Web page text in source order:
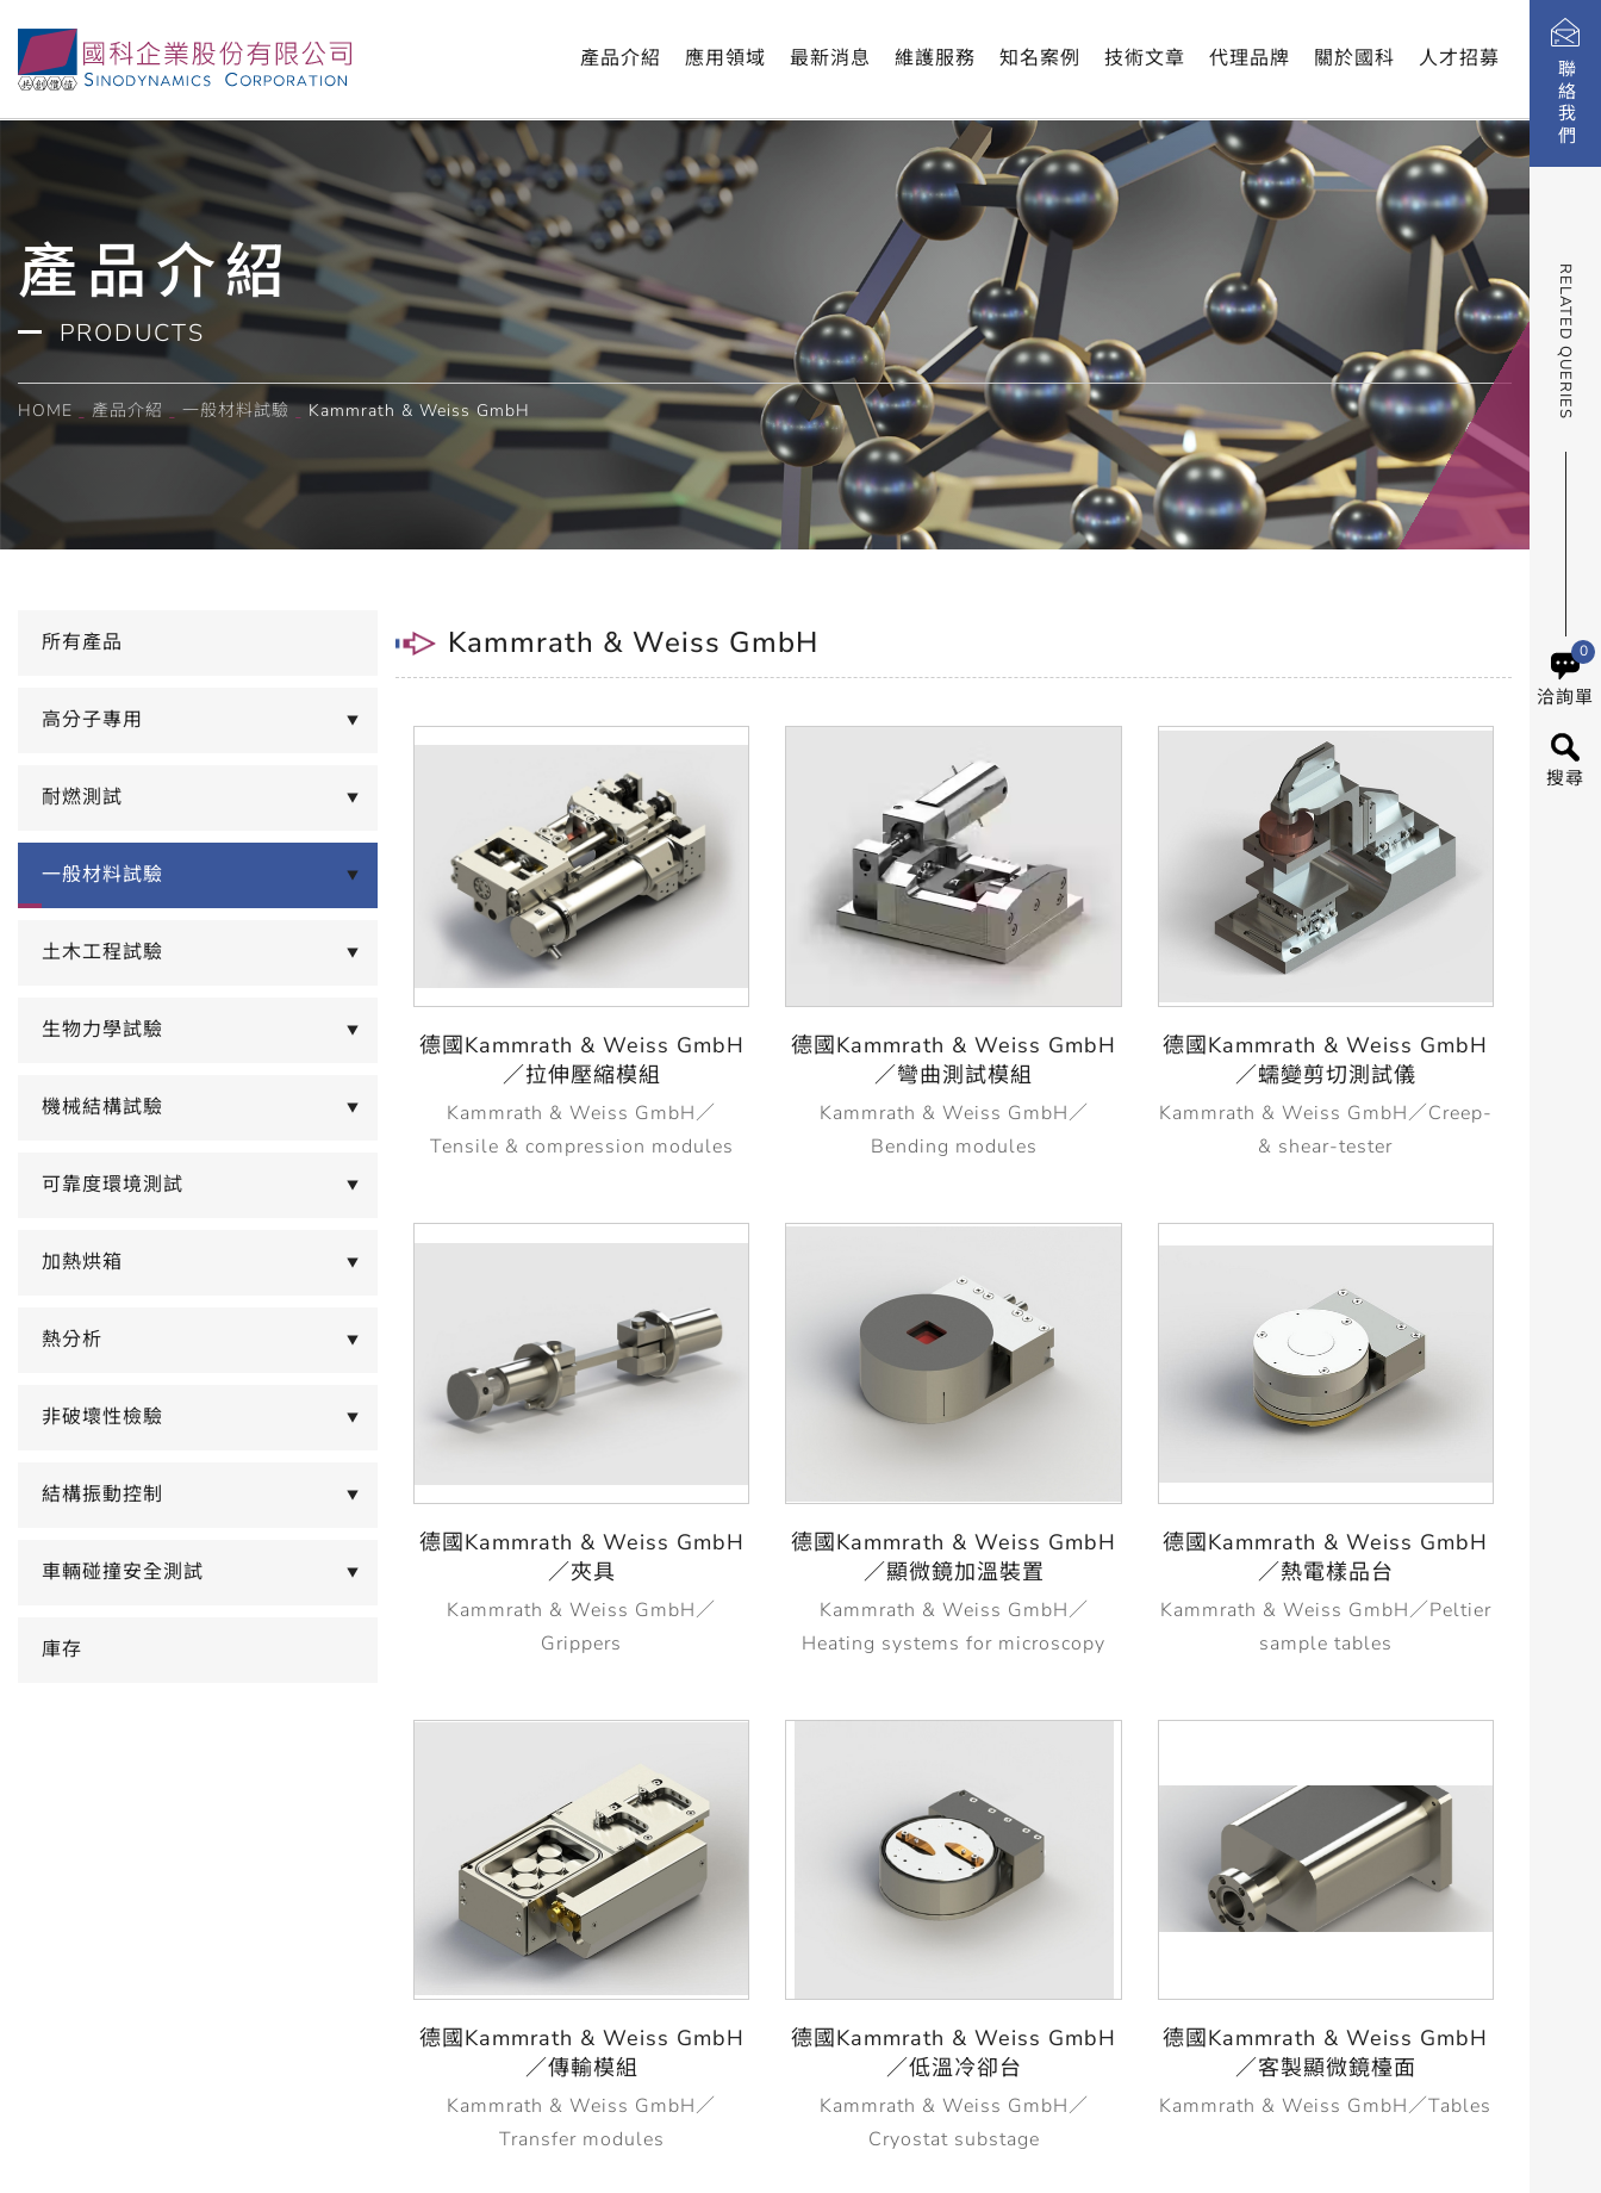
聯絡我們
RELATED QUERIES
0
洽詢單
搜尋
產品介紹 應用領域 最新消息 維護服務 知名案例 技術文章 代理品牌 關於國科 人才招募
產品介紹
PRODUCTS
HOME 產品介紹 一般材料試驗 Kammrath & Weiss GmbH
所有產品
高分子專用 ▼
耐燃測試 ▼
一般材料試驗 ▼
土木工程試驗 ▼
生物力學試驗 ▼
機械結構試驗 ▼
可靠度環境測試 ▼
加熱烘箱 ▼
熱分析 ▼
非破壞性檢驗 ▼
結構振動控制 ▼
車輛碰撞安全測試 ▼
庫存
Kammrath & Weiss GmbH
德國Kammrath & Weiss GmbH
／拉伸壓縮模組
Kammrath & Weiss GmbH／
Tensile & compression modules
德國Kammrath & Weiss GmbH
／彎曲測試模組
Kammrath & Weiss GmbH／
Bending modules
德國Kammrath & Weiss GmbH
／蠕變剪切測試儀
Kammrath & Weiss GmbH／Creep-
& shear-tester
德國Kammrath & Weiss GmbH
／夾具
Kammrath & Weiss GmbH／
Grippers
德國Kammrath & Weiss GmbH
／顯微鏡加溫裝置
Kammrath & Weiss GmbH／
Heating systems for microscopy
德國Kammrath & Weiss GmbH
／熱電樣品台
Kammrath & Weiss GmbH／Peltier
sample tables
德國Kammrath & Weiss GmbH
／傳輸模組
Kammrath & Weiss GmbH／
Transfer modules
德國Kammrath & Weiss GmbH
／低溫冷卻台
Kammrath & Weiss GmbH／
Cryostat substage
德國Kammrath & Weiss GmbH
／客製顯微鏡檯面
Kammrath & Weiss GmbH／Tables